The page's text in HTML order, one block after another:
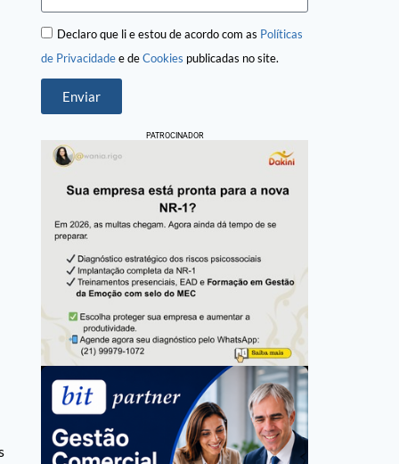
Declaro que li e estou de acordo com as Políticas
de Privacidadee deCookies publicadas no site.
Enviar
PATROCINADOR